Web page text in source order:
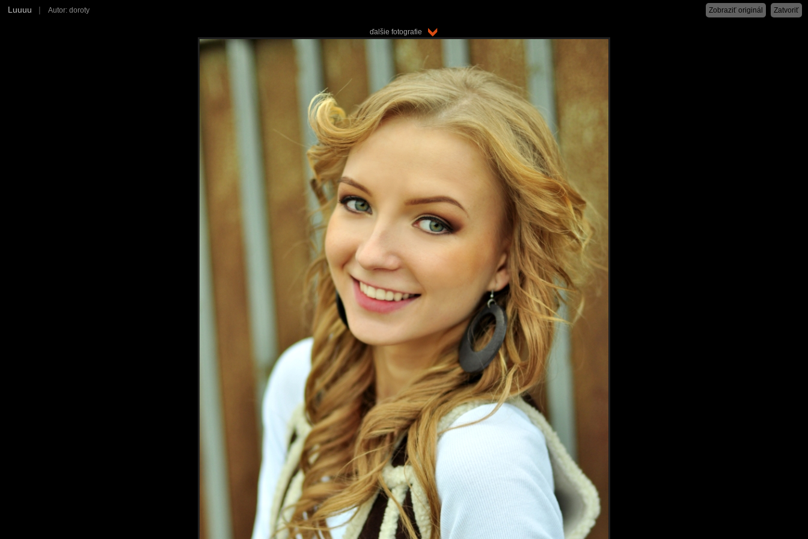
Luuuu | Autor: doroty Zatvoriť
Zobraziť originál
ďalšie fotografie